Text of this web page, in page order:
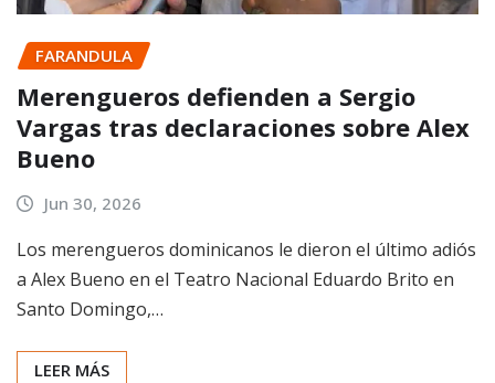
FARANDULA
Merengueros defienden a Sergio
Vargas tras declaraciones sobre Alex
Bueno
Jun 30, 2026
Los merengueros dominicanos le dieron el último adiós
a Alex Bueno en el Teatro Nacional Eduardo Brito en
Santo Domingo,…
LEER MÁS